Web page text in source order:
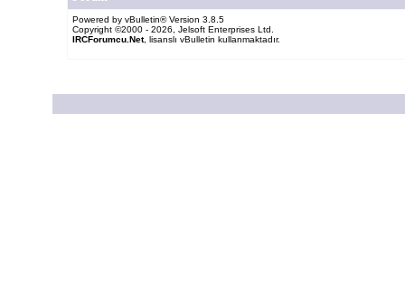
Powered by vBulletin® Version 3.8.5
Copyright ©2000 - 2026, Jelsoft Enterprises Ltd.
IRCForumcu.Net, lisanslı vBulletin kullanmaktadır.